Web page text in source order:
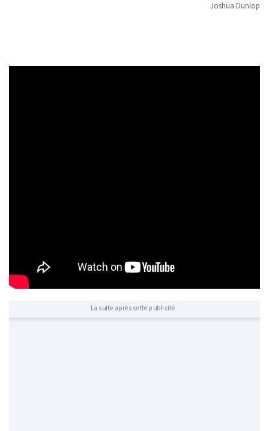
Joshua Dunlop
La suite après cette publicité